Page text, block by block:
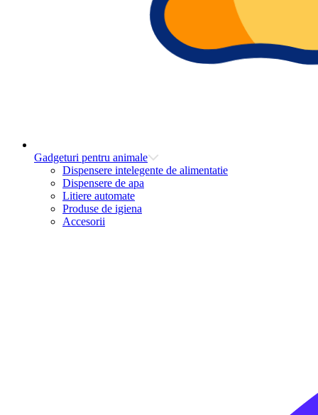
Gadgeturi pentru animale
Dispensere intelegente de alimentatie
Dispensere de apa
Litiere automate
Produse de igiena
Accesorii